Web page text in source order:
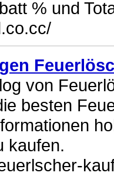
% und
von
besten
kaufen.